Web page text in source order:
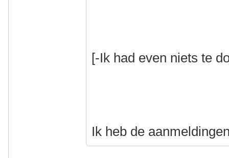
[-Ik had even niets te
Ik heb de